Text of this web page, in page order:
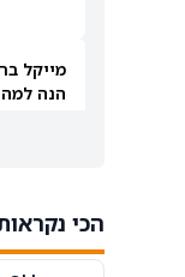
הנה
הכי